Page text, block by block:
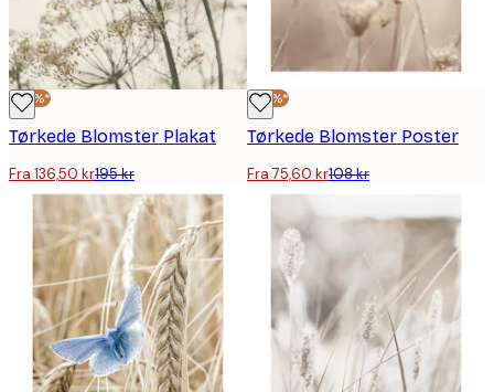
-30%*
Tørkede Blomster Plakat
Fra 136,50 kr195 kr
-30%*
Tørkede Blomster Poster
Fra 75,60 kr108 kr